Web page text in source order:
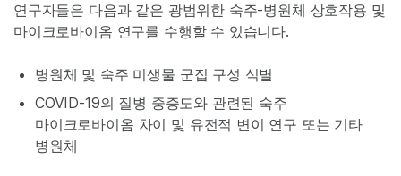
연구자들은 다음과 같은 광범위한 숙주-병원체 상호작용 및
마이크로바이옴 연구를 수행할 수 있습니다.
병원체 및 숙주 미생물 군집 구성 식별
COVID-19의 질병 중증도와 관련된 숙주
마이크로바이옴 차이 및 유전적 변이 연구 또는 기타
병원체